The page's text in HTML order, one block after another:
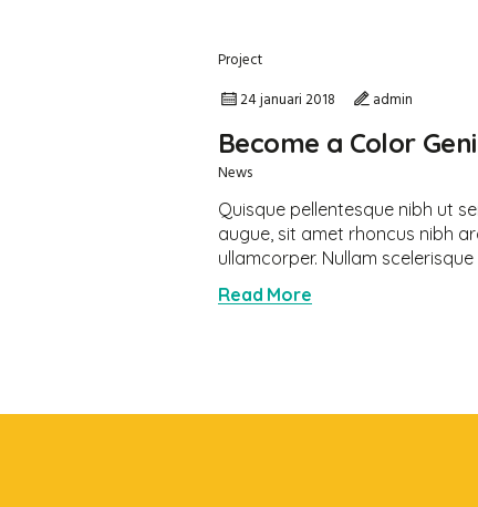
Project
24 januari 2018
admin
Become a Color
News
Quisque pellentesque nibh ut
augue, sit amet rhoncus nibh
ullamcorper. Nullam
Read More